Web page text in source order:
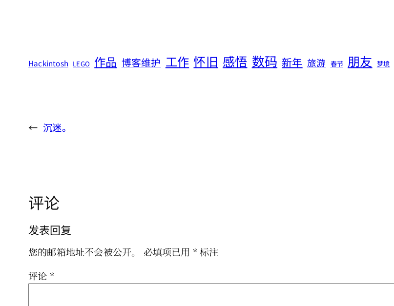
Hackintosh LEGO 作品 博客维护 工作 怀旧 感悟 数码 新年 旅游 春节 朋友 梦境
← 沉迷。
评论
发表回复
您的邮箱地址不会被公开。 必填项已用 *标注
评论 *